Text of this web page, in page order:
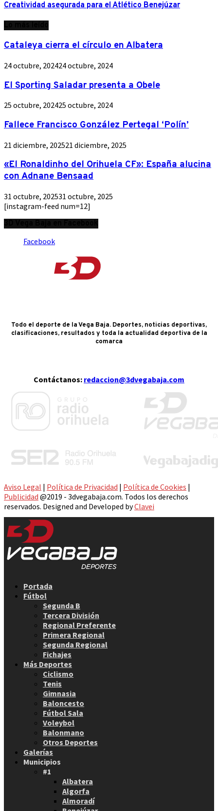
Creatividad asegurada para el Atlético Benejúzar
Cataleya cierra el círculo en Albatera
24 octubre, 202424 octubre, 2024
El Sporting Saladar presenta a Obele
25 octubre, 202425 octubre, 2024
Fallece Francisco González Pertegal ‘Polín’
21 diciembre, 202521 diciembre, 2025
«El Ronaldinho del Orihuela CF»: España alucina
con Adnane Bensaad
31 octubre, 202531 octubre, 2025
[instagram-feed num=12]
Facebook
Todo el deporte de la Vega Baja. Deportes, noticias deportivas,
clasificaciones, resultados y toda la actualidad deportiva de la
comarca
Contáctanos: redaccion@3dvegabaja.com
Aviso Legal | Política de Privacidad | Política de Cookies |
Publicidad @2019 - 3dvegabaja.com. Todos los derechos
reservados. Designed and Developed byClavei
Portada
Fútbol
Segunda B
Tercera División
Regional Preferente
Primera Regional
Segunda Regional
Fichajes
Más Deportes
Ciclismo
Tenis
Gimnasia
Baloncesto
Fútbol Sala
Voleybol
Balonmano
Otros Deportes
Galerías
Municipios
#1
Albatera
Algorfa
Almoradí